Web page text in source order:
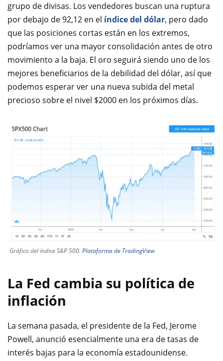
grupo de divisas. Los vendedores buscan una ruptura
por debajo de 92,12 en el índice del dólar, pero dado
que las posiciones cortas están en los extremos,
podríamos ver una mayor consolidación antes de otro
movimiento a la baja. El oro seguirá siendo uno de los
mejores beneficiarios de la debilidad del dólar, así que
podemos esperar ver una nueva subida del metal
precioso sobre el nivel $2000 en los próximos días.
Gráfico del índice S&P 500. Plataforma de TradingView
La Fed cambia su política de
inflación
La semana pasada, el presidente de la Fed, Jerome
Powell, anunció esencialmente una era de tasas de
interés bajas para la economía estadounidense.